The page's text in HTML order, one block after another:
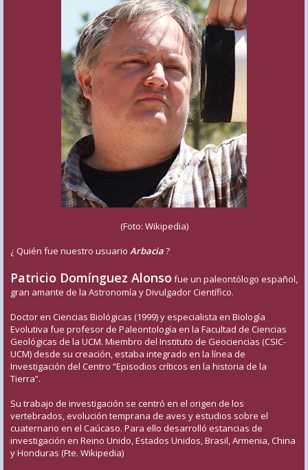
(Foto: Wikipedia)
¿ Quién fue nuestro usuario Arbacia?
Patricio Domínguez Alonso fue un paleontólogo español,
gran amante de la Astronomía y Divulgador Científico.
Doctor en Ciencias Biológicas (1999) y especialista en Biología
Evolutiva fue profesor de Paleontología en la Facultad de Ciencias
Geológicas de la UCM. Miembro del Instituto de Geociencias (CSIC-
UCM) desde su creación, estaba integrado en la línea de
Investigación del Centro “Episodios críticos en la historia de la
Tierra”.
Su trabajo de investigación se centró en el origen de los
vertebrados, evolución temprana de aves y estudios sobre el
cuaternario en el Caúcaso. Para ello desarrolló estancias de
investigación en Reino Unido, Estados Unidos, Brasil, Armenia, China
y Honduras (Fte. Wikipedia)